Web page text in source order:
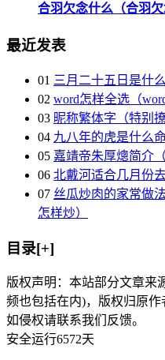
合羽欠念什么（合羽欠
最近发表
01 三月二十五日是什
02 word怎样全选（
03 昵称繁体字（特别
04 九八年的虎是什么
05 嘉靖帝朱厚熜简介
06 北戴河适合几月份
07 丝瓜炒肉的家常做
怎样炒）
目录[+]
版权声明：本站部分文章来
频也包括在内)，版权归原作
如侵权请联系我们反馈。
安全运行6572天